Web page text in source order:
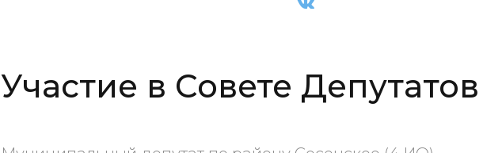
Участие в Совете Депутатов